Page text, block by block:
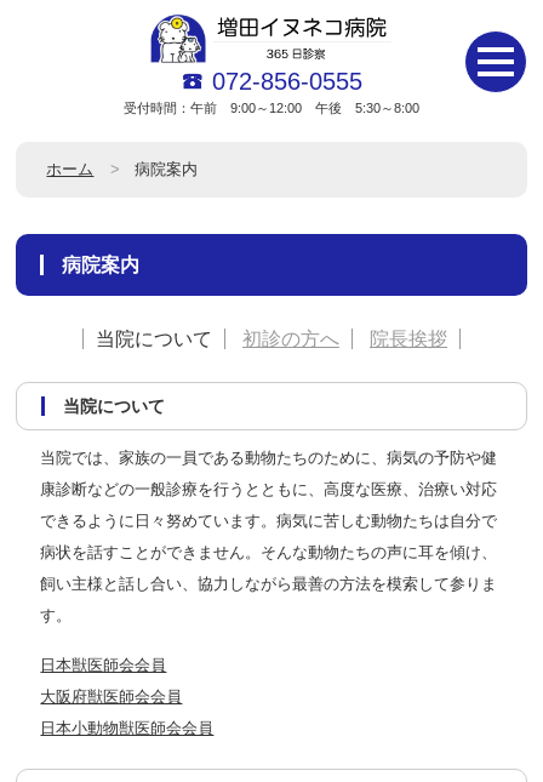
072-856-0555
受付時間：午前 9:00～12:00 午後 5:30～8:00
ホーム 病院案内
病院案内
当院について 初診の方へ 院長挨拶
当院について
当院では、家族の一員である動物たちのために、病気の予防や健
康診断などの一般診療を行うとともに、高度な医療、治療い対応
できるように日々努めています。病気に苦しむ動物たちは自分で
病状を話すことができません。そんな動物たちの声に耳を傾け、
飼い主様と話し合い、協力しながら最善の方法を模索して参りま
す。
日本獣医師会会員
大阪府獣医師会会員
日本小動物獣医師会会員